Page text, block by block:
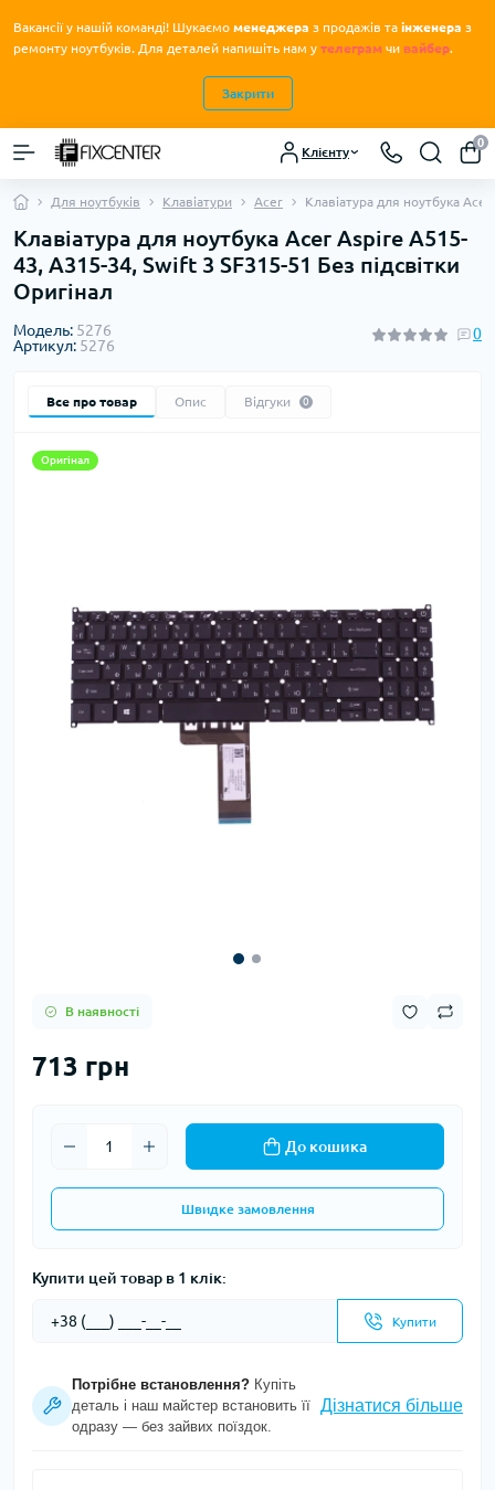
Вакансії у нашій команді! Шукаємо менеджера з продажів та інженера з
ремонту ноутбуків. Для деталей напишіть нам у телеграм чи вайбер.
Закрити
Клієнту
0
Для ноутбуків Клавіатури Acer Клавіатура для ноутбука
Клавіатура для ноутбука Acer Aspire A515-
43, A315-34, Swift 3 SF315-51 Без підсвітки
Оригінал
Модель: 5276
Артикул: 5276
0
Все про товар Опис Відгуки 0
Оригінал
В наявності
713 грн
До кошика
Швидке замовлення
Купити цей товар в 1 клік:
Купити
Потрібне встановлення? Купіть
деталь і наш майстер встановить її
одразу — без зайвих поїздок.
Дізнатися більше